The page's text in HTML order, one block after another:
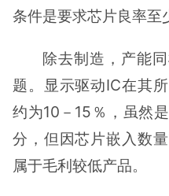
条件是要求芯片良率至
除去制造，产能
题。显示驱动IC在其
约为10－15％，虽然
分，但因芯片嵌入数
属于毛利较低产品。